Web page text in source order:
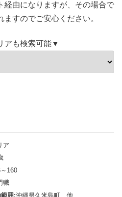
経由になりますが、その場合で
ますのでご安心ください。
アも検索可能▼
ア
160
職
囲:沖縄県久米島町、他